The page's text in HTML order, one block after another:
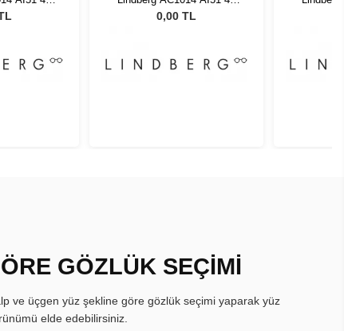
135
0,00 TL
GÖZLÜK SEÇİMİ
ve üçgen yüz şekline göre gözlük seçimi yaparak yüz
elde edebilirsiniz.